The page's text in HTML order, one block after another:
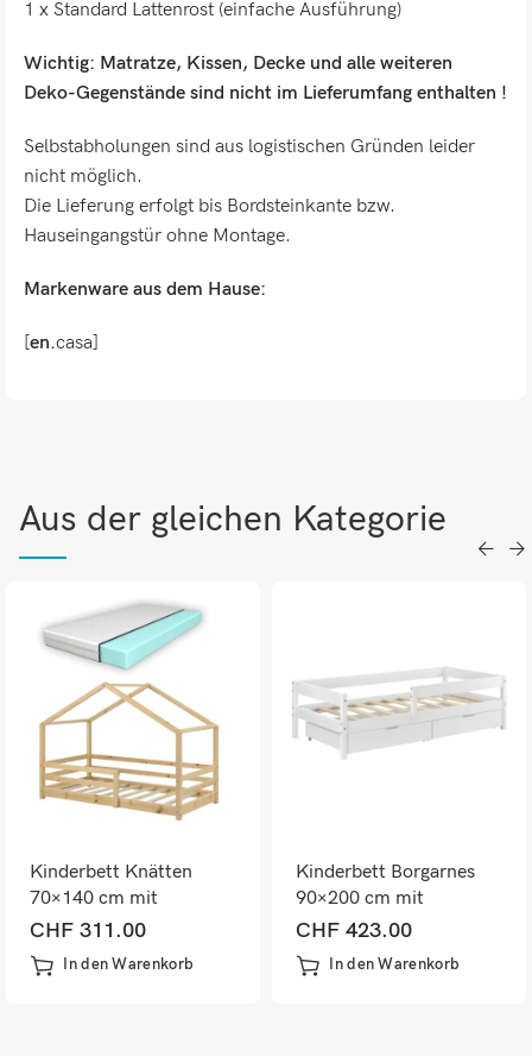
1 x Standard Lattenrost (einfache Ausführung)
Wichtig: Matratze, Kissen, Decke und alle weiteren
Deko-Gegenstände sind nicht im Lieferumfang enthalten !
Selbstabholungen sind aus logistischen Gründen leider
nicht möglich.
Die Lieferung erfolgt bis Bordsteinkante bzw.
Hauseingangstür ohne Montage.
Markenware aus dem Hause:
[en.casa]
Aus der gleichen Kategorie
Kinderbett Knätten
70×140 cm mit
Lattenrost + Matratze
CHF 311.00
In den Warenkorb
Kinderbett Borgarnes
90×200 cm mit
Rausfallschutz
CHF 423.00
In den Warenkorb